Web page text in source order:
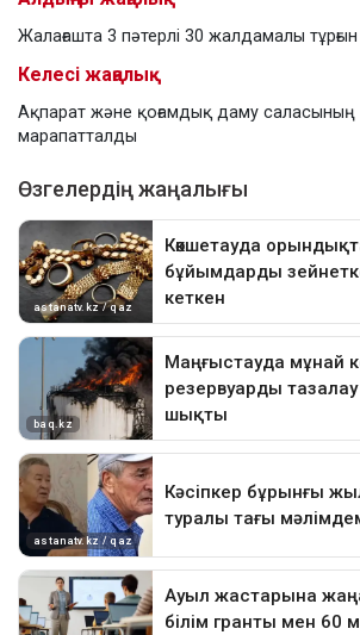
Жалағашта 3 пәтерлі 30 жалдамалы
Келесі жаңалық
Ақпарат және қоғамдық даму саласының
марапатталды